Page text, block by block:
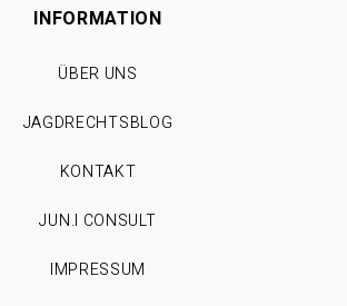
INFORMATION
ÜBER UNS
JAGDRECHTSBLOG
KONTAKT
JUN.I CONSULT
IMPRESSUM